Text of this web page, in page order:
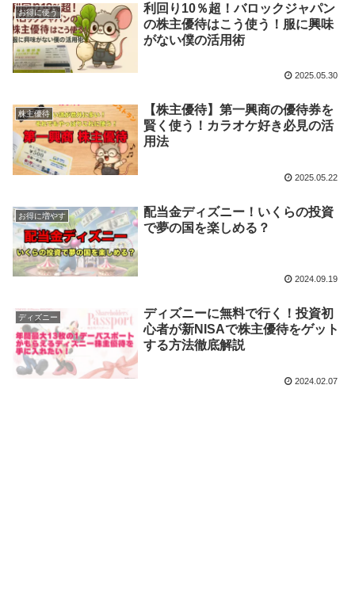
お得に使う
利回り10％超！バロックジャパン
の株主優待はこう使う！服に興味
がない僕の活用術
2025.05.30
株主優待
【株主優待】第一興商の優待券を
賢く使う！カラオケ好き必見の活
用法
2025.05.22
お得に増やす
配当金ディズニー！いくらの投資
で夢の国を楽しめる？
2024.09.19
ディズニー
ディズニーに無料で行く！投資初
心者が新NISAで株主優待をゲット
する方法徹底解説
2024.02.07